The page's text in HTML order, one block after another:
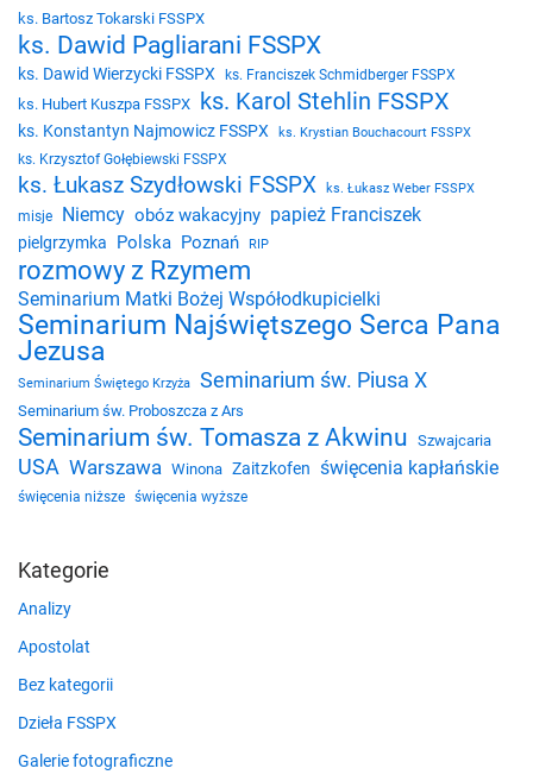
ks. Bartosz Tokarski FSSPX
ks. Dawid Pagliarani FSSPX
ks. Dawid Wierzycki FSSPX ks. Franciszek Schmidberger FSSPX
ks. Hubert Kuszpa FSSPX ks. Karol Stehlin FSSPX
ks. Konstantyn Najmowicz FSSPX
ks. Krystian Bouchacourt FSSPX
ks. Krzysztof Gołębiewski FSSPX
ks. Łukasz Szydłowski FSSPX ks. Łukasz Weber FSSPX
misje Niemcy obóz wakacyjny papież Franciszek
pielgrzymka Polska Poznań RIP
rozmowy z Rzymem
Seminarium Matki Bożej Współodkupicielki
Seminarium Najświętszego Serca Pana
Jezusa
Seminarium Świętego Krzyża Seminarium św. Piusa X
Seminarium św. Proboszcza z Ars
Seminarium św. Tomasza z Akwinu Szwajcaria
USA Warszawa Winona Zaitzkofen święcenia kapłańskie
święcenia niższe święcenia wyższe
Kategorie
Analizy
Apostolat
Bez kategorii
Dzieła FSSPX
Galerie fotograficzne